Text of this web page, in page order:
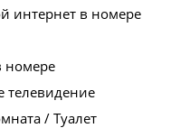
интернет в номере
номере
телевидение
/ Туалет